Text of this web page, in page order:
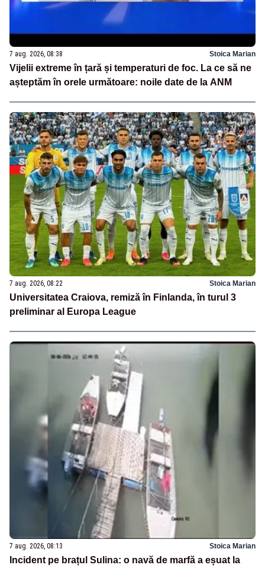
7 aug. 2026, 08:38 Stoica Marian
Vijelii extreme în țară și temperaturi de foc. La ce să ne
așteptăm în orele următoare: noile date de la ANM
7 aug. 2026, 08:22 Stoica Marian
Universitatea Craiova, remiză în Finlanda, în turul 3
preliminar al Europa League
7 aug. 2026, 08:13 Stoica Marian
Incident pe brațul Sulina: o navă de marfă a eșuat la